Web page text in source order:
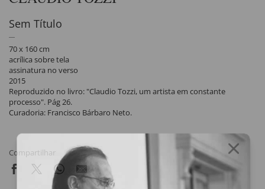
Sem Título
70 x 160 cm
acrílica sobre tela
assinatura no verso
2015
Reproduzido no livro: "Claudio Tozzi, um artista em constante
processo". Pág 26.
Curadoria: Francisco Bárbaro Neto.
Compartilhar